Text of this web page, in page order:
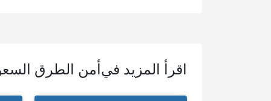
اقرأ المزيد في أمن الطرق